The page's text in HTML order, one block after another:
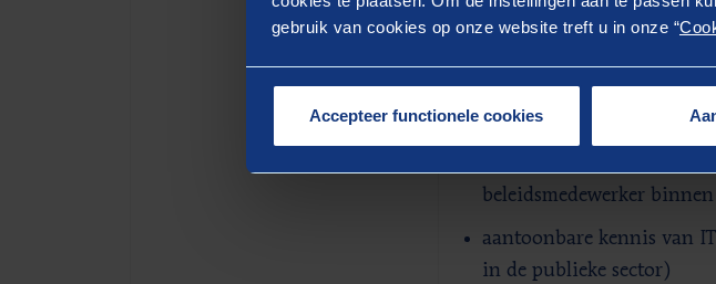
gebruik van cookies op onze website treft u in onze “
Accepteer functionele cookies
Dit neem je
een afgeronde wo-
bestuurs- of
digitalisering en
beleidsmedewerker
aantoonbare kennis van
in de publieke sector)